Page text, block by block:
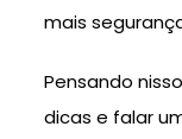
mais
Pensando
dicas e falar